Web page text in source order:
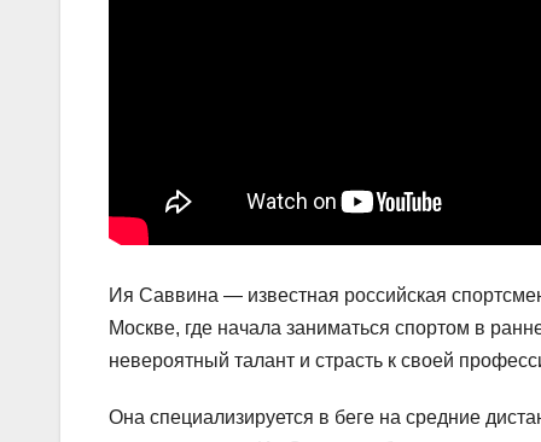
Ия Саввина — известная российская
Москве, где начала заниматься спортом в
невероятный талант и страсть к своей
Она специализируется в беге на средние